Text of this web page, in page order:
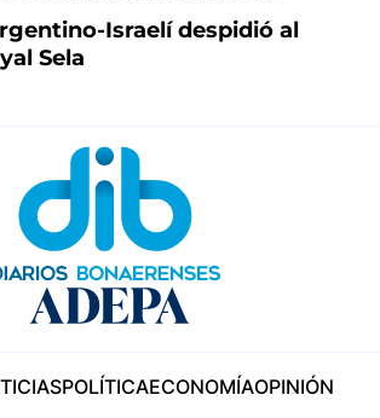
Israelí despidió al
Sela
POLÍTICAECONOMÍAOPINIÓN